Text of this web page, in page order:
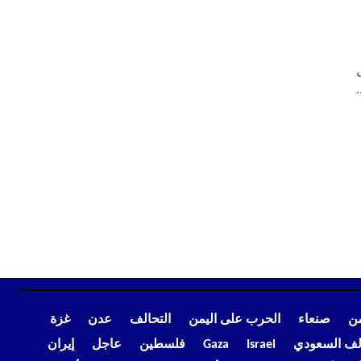
صنعاء الحرب على اليمن التحالف عدن
غزة
السعودي
Israel
Gaza فلسطين عاجل إيران